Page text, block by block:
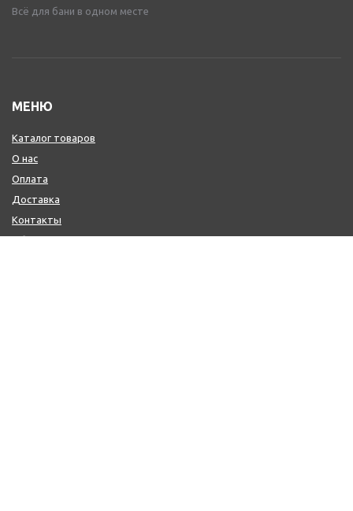
Всё для бани в одном месте
МЕНЮ
Каталог товаров
О нас
Оплата
Доставка
Контакты
Обмен и возврат